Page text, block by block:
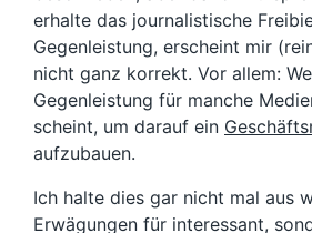
erhalte das journalistische
Gegenleistung, erscheint mir
nicht ganz korrekt. Vor allem:
Gegenleistung für manche
scheint, um darauf ein
aufzubauen.
Ich halte dies gar nicht mal aus
Erwägungen für interessant,